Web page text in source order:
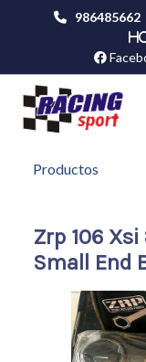
986485662
Productos
Zrp 106
Small End